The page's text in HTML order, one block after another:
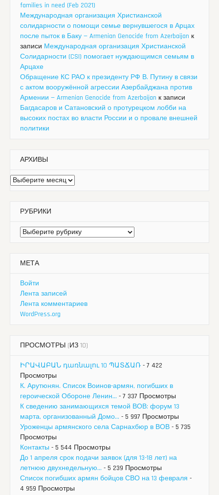
families in need (Feb 2021)
Международная организация Христианской
солидарности о помощи семье вернувшегося в Арцах
после пыток в Баку — Armenian Genocide from Azerbaijan к
записи Международная организация Христианской
Солидарности (CSI) помогает нуждающимся семьям в
Арцахе
Обращение КС РАО к президенту РФ В. Путину в связи
с актом вооружённой агрессии Азербайджана против
Армении — Armenian Genocide from Azerbaijan к записи
Багдасаров и Сатановский о протурецком лобби на
высоких постах во власти России и о провале внешней
политики
АРХИВЫ
Архивы
РУБРИКИ
Рубрики
МЕТА
Войти
Лента записей
Лента комментариев
WordPress.org
ПРОСМОТРЫ (ИЗ 10)
ԻՐԱՎԱԲԱՆ դառնալու 10 ՊԱՏՃԱՌ - 7 422
Просмотры
К. Арутюнян. Список Воинов-армян, погибших в
героической Обороне Ленин... - 7 337 Просмотры
К сведению занимающихся темой ВОВ: форум 13
марта, организованный Домо... - 5 997 Просмотры
Уроженцы армянского села Сарнахбюр в ВОВ - 5 735
Просмотры
Контакты - 5 544 Просмотры
До 1 апреля срок подачи заявок (для 13-18 лет) на
летнюю двухнедельную... - 5 239 Просмотры
Список погибших армян бойцов СВО на 13 февраля -
4 959 Просмотры